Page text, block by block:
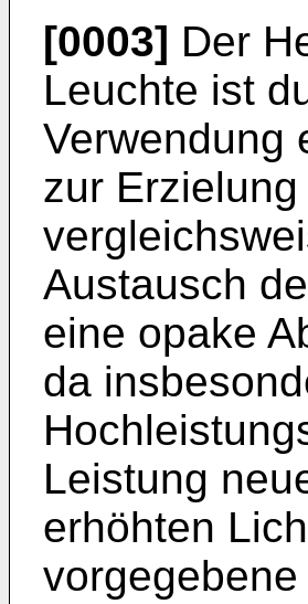
[0003] Der
Leuchte ist
Verwendung
zur
Austausch
eine opake
da
Leistung
erhöhten